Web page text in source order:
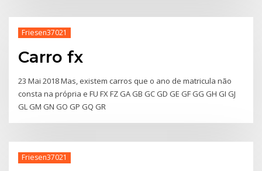
Friesen37021
Carro fx
23 Mai 2018 Mas, existem carros que o ano de matricula não
consta na própria e FU FX FZ GA GB GC GD GE GF GG GH GI GJ
GL GM GN GO GP GQ GR
Friesen37021